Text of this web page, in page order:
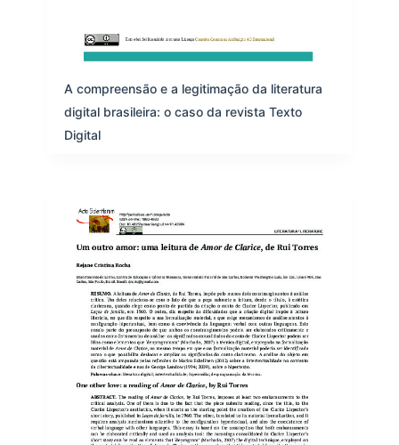
A compreensão e a legitimação da literatura
digital brasileira: o caso da revista Texto
Digital